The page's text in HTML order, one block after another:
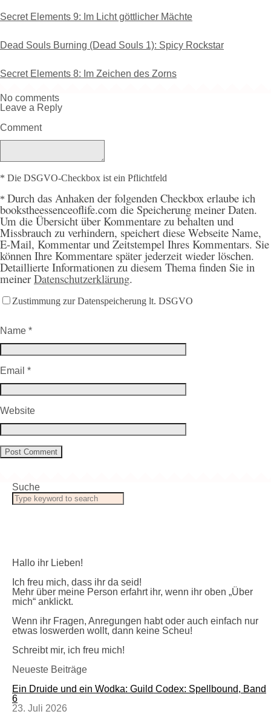
Secret Elements 9: Im Licht göttlicher Mächte
Dead Souls Burning (Dead Souls 1): Spicy Rockstar
Secret Elements 8: Im Zeichen des Zorns
No comments
Leave a Reply
Comment
* Die DSGVO-Checkbox ist ein Pflichtfeld
* Durch das Anhaken der folgenden Checkbox erlaube ich
bookstheessenceoflife.com die Speicherung meiner Daten.
Um die Übersicht über Kommentare zu behalten und
Missbrauch zu verhindern, speichert diese Webseite Name,
E-Mail, Kommentar und Zeitstempel Ihres Kommentars. Sie
können Ihre Kommentare später jederzeit wieder löschen.
Detaillierte Informationen zu diesem Thema finden Sie in
meiner Datenschutzerklärung.
Zustimmung zur Datenspeicherung lt. DSGVO
Name *
Email *
Website
Suche
Hallo ihr Lieben!
Ich freu mich, dass ihr da seid!
Mehr über meine Person erfahrt ihr, wenn ihr oben „Über
mich“ anklickt.
Wenn ihr Fragen, Anregungen habt oder auch einfach nur
etwas loswerden wollt, dann keine Scheu!
Schreibt mir, ich freu mich!
Neueste Beiträge
Ein Druide und ein Wodka: Guild Codex: Spellbound, Band
6
23. Juli 2026